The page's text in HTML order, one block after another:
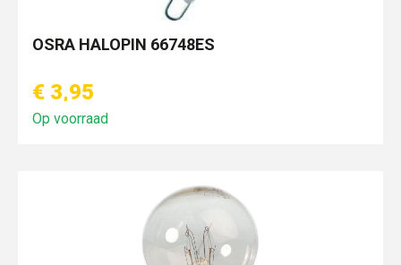
OSRA HALOPIN 66748ES
€ 3,95
Op voorraad